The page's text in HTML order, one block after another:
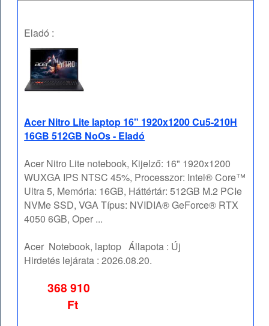
Eladó :
Acer Nitro Lite laptop 16" 1920x1200 Cu5-210H
16GB 512GB NoOs - Eladó
Acer Nitro Lite notebook, Kijelző: 16" 1920x1200
WUXGA IPS NTSC 45%, Processzor: Intel® Core™
Ultra 5, Memória: 16GB, Háttértár: 512GB M.2 PCIe
NVMe SSD, VGA Típus: NVIDIA® GeForce® RTX
4050 6GB, Oper ...
Acer Notebook, laptop Állapota : Új
Hirdetés lejárata :2026.08.20.
368 910
Ft